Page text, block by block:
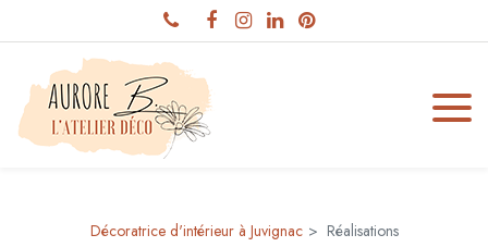
Décoratrice d'intérieur à Juvignac Réalisations
Panneau de gestion des cookies